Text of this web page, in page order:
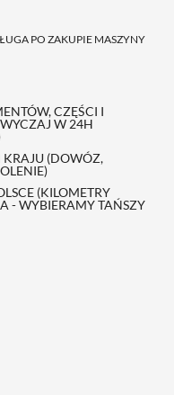
PO ZAKUPIE MASZYNY
CZĘŚCI I
W 24H
(DOWÓZ,
(KILOMETRY
- WYBIERAMY TAŃSZY